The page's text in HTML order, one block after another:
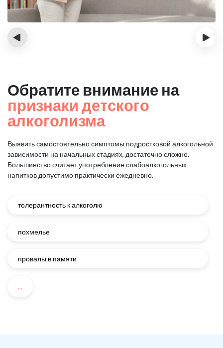
‹ ›
Обратите внимание на
признаки детского
алкоголизма
Выявить самостоятельно симптомы подростковой алкогольной
зависимости на начальных стадиях, достаточно сложно.
Большинство считает употребление слабоалкогольных
напитков допустимо практически ежедневно.
толерантность к алкоголю
похмелье
провалы в памяти
...